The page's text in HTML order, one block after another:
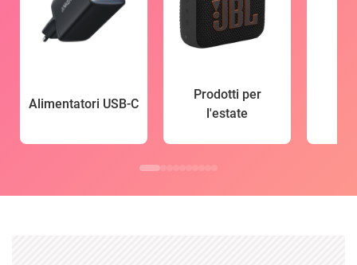
Alimentatori USB-C
Prodotti per
l'estate